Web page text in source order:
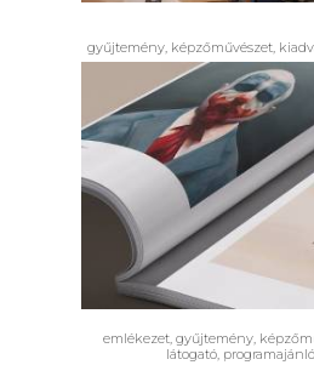
gyűjtemény képzőművészet
HETVEN – A
nézőképei
Vásárhelyi
hét
emlékezet, gyűjtemény,
látogató,